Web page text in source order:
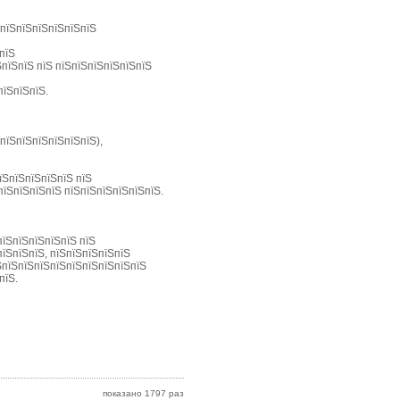
пїЅ пїЅпїЅпїЅпїЅпїЅпїЅ
пїЅ
пїЅпїЅпїЅпїЅпїЅпїЅ.
пїЅ
пїЅпїЅпїЅпїЅпїЅ
показано 1797 раз